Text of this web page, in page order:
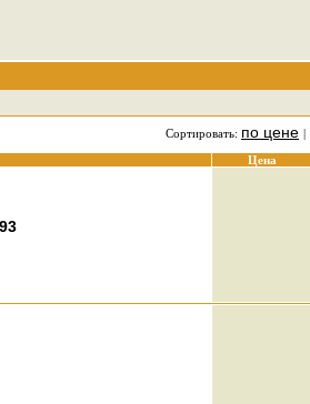
Сортировать: по цене |
Цена